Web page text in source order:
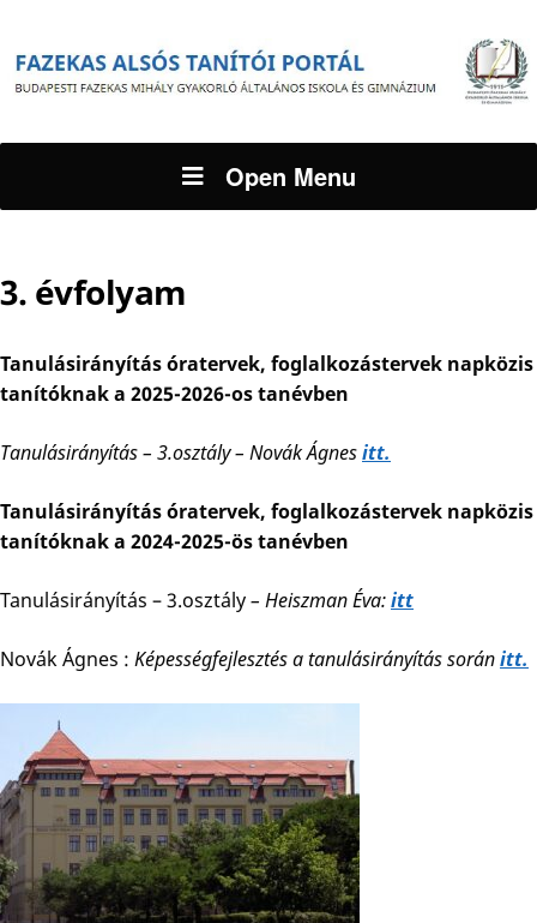
Open Menu
3. évfolyam
Tanulásirányítás óratervek, foglalkozástervek napközis
tanítóknak a 2025-2026-os tanévben
Tanulásirányítás – 3.osztály – Novák Ágnesitt.
Tanulásirányítás óratervek, foglalkozástervek napközis
tanítóknak a 2024-2025-ös tanévben
Tanulásirányítás – 3.osztály– Heiszman Éva:itt
Novák Ágnes : Képességfejlesztés a tanulásirányítás soránitt.